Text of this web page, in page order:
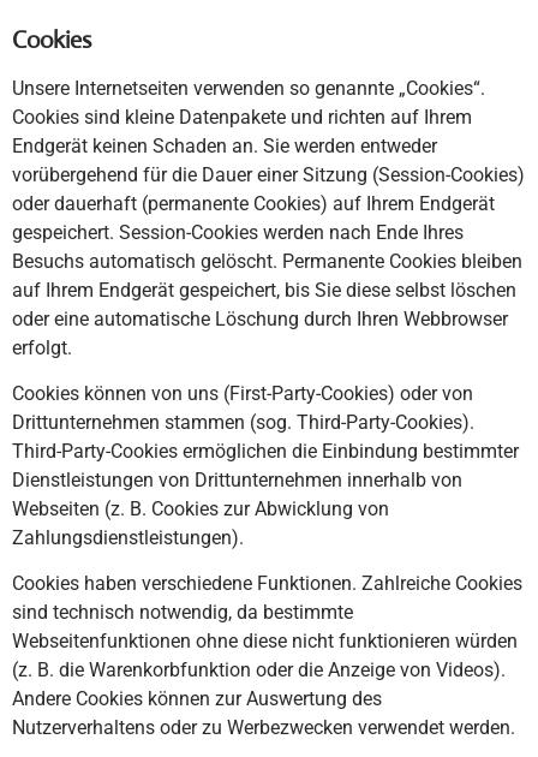
Cookies
Unsere Internetseiten verwenden so genannte „Cookies“.
Cookies sind kleine Datenpakete und richten auf Ihrem
Endgerät keinen Schaden an. Sie werden entweder
vorübergehend für die Dauer einer Sitzung (Session-Cookies)
oder dauerhaft (permanente Cookies) auf Ihrem Endgerät
gespeichert. Session-Cookies werden nach Ende Ihres
Besuchs automatisch gelöscht. Permanente Cookies bleiben
auf Ihrem Endgerät gespeichert, bis Sie diese selbst löschen
oder eine automatische Löschung durch Ihren Webbrowser
erfolgt.
Cookies können von uns (First-Party-Cookies) oder von
Drittunternehmen stammen (sog. Third-Party-Cookies).
Third-Party-Cookies ermöglichen die Einbindung bestimmter
Dienstleistungen von Drittunternehmen innerhalb von
Webseiten (z. B. Cookies zur Abwicklung von
Zahlungsdienstleistungen).
Cookies haben verschiedene Funktionen. Zahlreiche Cookies
sind technisch notwendig, da bestimmte
Webseitenfunktionen ohne diese nicht funktionieren würden
(z. B. die Warenkorbfunktion oder die Anzeige von Videos).
Andere Cookies können zur Auswertung des
Nutzerverhaltens oder zu Werbezwecken verwendet werden.